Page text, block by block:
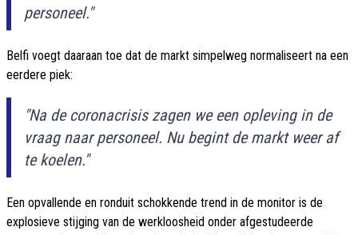
personeel."
Belfi voegt daaraan toe dat de markt simpelweg normaliseert na een
eerdere piek:
"Na de coronacrisis zagen we een opleving in de
vraag naar personeel. Nu begint de markt weer af
te koelen."
Een opvallende en ronduit schokkende trend in de monitor is de
explosieve stijging van de werkloosheid onder afgestudeerde